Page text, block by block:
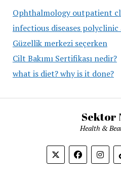
Ophthalmology outpatient
infectious diseases
Güzellik merkezi seçerken
Cilt Bakımı Sertifikası nedir?
what is diet? why is it done?
Sektor
Health &